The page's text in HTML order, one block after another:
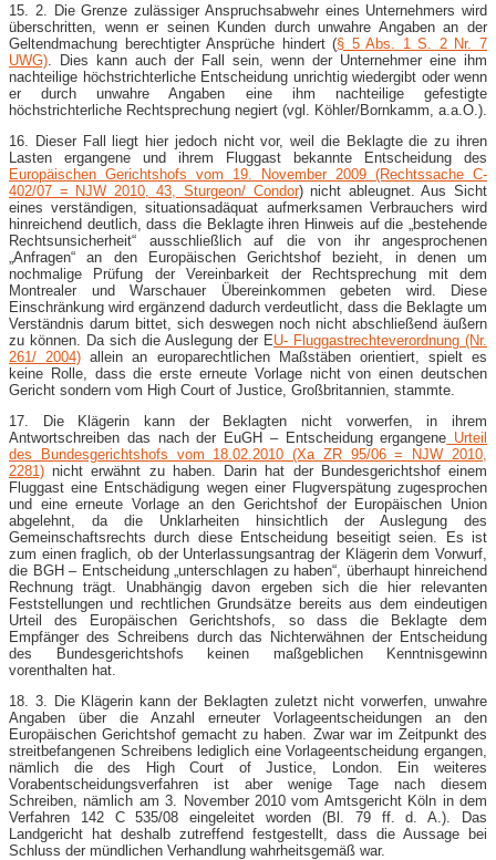
15. 2. Die Grenze zulässiger Anspruchsabwehr eines Unternehmers wird
überschritten, wenn er seinen Kunden durch unwahre Angaben an der
Geltendmachung berechtigter Ansprüche hindert (§ 5 Abs. 1 S. 2 Nr. 7
UWG) . Dies kann auch der Fall sein, wenn der Unternehmer eine ihm
nachteilige höchstrichterliche Entscheidung unrichtig wiedergibt oder wenn
er durch unwahre Angaben eine ihm nachteilige gefestigte
höchstrichterliche Rechtsprechung negiert (vgl. Köhler/Bornkamm, a.a.O.).
16. Dieser Fall liegt hier jedoch nicht vor, weil die Beklagte die zu ihren
Lasten ergangene und ihrem Fluggast bekannte Entscheidung des
Europäischen Gerichtshofs vom 19. November 2009 (Rechtssache C-
402/07 = NJW 2010, 43, Sturgeon/ Condor) nicht ableugnet. Aus Sicht
eines verständigen, situationsadäquat aufmerksamen Verbrauchers wird
hinreichend deutlich, dass die Beklagte ihren Hinweis auf die „bestehende
Rechtsunsicherheit“ ausschließlich auf die von ihr angesprochenen
„Anfragen“ an den Europäischen Gerichtshof bezieht, in denen um
nochmalige Prüfung der Vereinbarkeit der Rechtsprechung mit dem
Montrealer und Warschauer Übereinkommen gebeten wird. Diese
Einschränkung wird ergänzend dadurch verdeutlicht, dass die Beklagte um
Verständnis darum bittet, sich deswegen noch nicht abschließend äußern
zu können. Da sich die Auslegung der EU- Fluggastrechteverordnung (Nr.
261/ 2004) allein an europarechtlichen Maßstäben orientiert, spielt es
keine Rolle, dass die erste erneute Vorlage nicht von einen deutschen
Gericht sondern vom High Court of Justice, Großbritannien, stammte.
17. Die Klägerin kann der Beklagten nicht vorwerfen, in ihrem
Antwortschreiben das nach der EuGH – Entscheidung ergangene Urteil
des Bundesgerichtshofs vom 18.02.2010 (Xa ZR 95/06 = NJW 2010,
2281) nicht erwähnt zu haben. Darin hat der Bundesgerichtshof einem
Fluggast eine Entschädigung wegen einer Flugverspätung zugesprochen
und eine erneute Vorlage an den Gerichtshof der Europäischen Union
abgelehnt, da die Unklarheiten hinsichtlich der Auslegung des
Gemeinschaftsrechts durch diese Entscheidung beseitigt seien. Es ist
zum einen fraglich, ob der Unterlassungsantrag der Klägerin dem Vorwurf,
die BGH – Entscheidung „unterschlagen zu haben“, überhaupt hinreichend
Rechnung trägt. Unabhängig davon ergeben sich die hier relevanten
Feststellungen und rechtlichen Grundsätze bereits aus dem eindeutigen
Urteil des Europäischen Gerichtshofs, so dass die Beklagte dem
Empfänger des Schreibens durch das Nichterwähnen der Entscheidung
des Bundesgerichtshofs keinen maßgeblichen Kenntnisgewinn
vorenthalten hat.
18. 3. Die Klägerin kann der Beklagten zuletzt nicht vorwerfen, unwahre
Angaben über die Anzahl erneuter Vorlageentscheidungen an den
Europäischen Gerichtshof gemacht zu haben. Zwar war im Zeitpunkt des
streitbefangenen Schreibens lediglich eine Vorlageentscheidung ergangen,
nämlich die des High Court of Justice, London. Ein weiteres
Vorabentscheidungsverfahren ist aber wenige Tage nach diesem
Schreiben, nämlich am 3. November 2010 vom Amtsgericht Köln in dem
Verfahren 142 C 535/08 eingeleitet worden (Bl. 79 ff. d. A.). Das
Landgericht hat deshalb zutreffend festgestellt, dass die Aussage bei
Schluss der mündlichen Verhandlung wahrheitsgemäß war.